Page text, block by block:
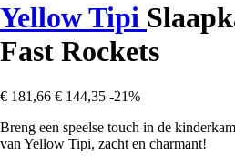
Yellow Tipi
Fast Rockets
€ 181,66 € 144,35 -21%
Breng een speelse touch in de
van Yellow Tipi, zacht en charmant!